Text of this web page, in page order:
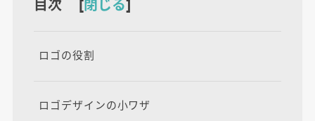
ロゴの役割
ロゴデザインの小ワザ